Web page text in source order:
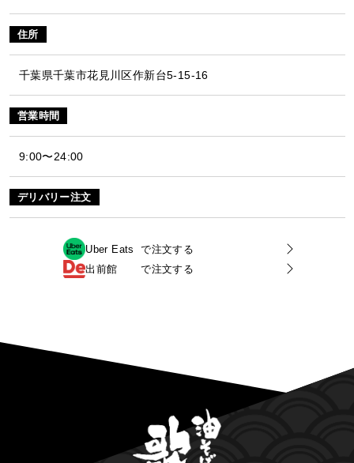
住所
千葉県千葉市花見川区作新台5-15-16
営業時間
9:00〜24:00
デリバリー注文
Uber Eats
で注文する
出前館
で注文する